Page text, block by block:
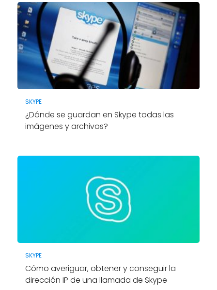
SKYPE
¿Dónde se guardan en Skype todas las
imágenes y archivos?
SKYPE
Cómo averiguar, obtener y conseguir la
dirección IP de una llamada de Skype